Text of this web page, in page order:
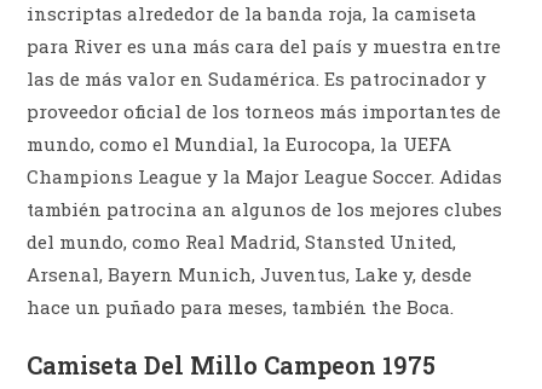
inscriptas alrededor de la banda roja, la camiseta
para River es una más cara del país y muestra entre
las de más valor en Sudamérica. Es patrocinador y
proveedor oficial de los torneos más importantes de
mundo, como el Mundial, la Eurocopa, la UEFA
Champions League y la Major League Soccer. Adidas
también patrocina an algunos de los mejores clubes
del mundo, como Real Madrid, Stansted United,
Arsenal, Bayern Munich, Juventus, Lake y, desde
hace un puñado para meses, también the Boca.
Camiseta Del Millo Campeon 1975